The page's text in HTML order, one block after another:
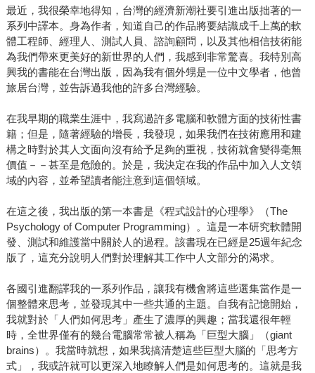
最近，我很榮幸地得知，台灣的經濟新潮社要引進出版拙著的一
系列中譯本。身為作者，知道自己的作品將要結識成千上萬的軟
體工程師、經理人、測試人員、諮詢顧問，以及其他相信技術能
為我們帶來更美好的新世界的人們，我感到非常驚喜。我特別高
興我的書能在台灣出版，因為我有個外甥是一位中文學者，他曾
旅居台灣，並告訴過我他的許多台灣經驗。
在我早期的職業生涯中，我寫過許多電腦和軟體方面的技術性書
籍；但是，隨著經驗的增長，我發現，如果我們在技術應用和建
構之時對於其人文面向沒有給予足夠的重視，技術就會變得毫無
價值－－甚至是危險的。於是，我決定在我的作品中加入人文領
域的內容，並希望讀者能注意到這個領域。
在這之後，我出版的第一本書是《程式設計的心理學》（The
Psychology of Computer Programming）。這是一本研究軟體開
發、測試和維護當中關於人的過程。該書現在已經是25週年紀念
版了，這充分說明人們對於理解其工作中人文部分的渴求。
各國引進翻譯我的一系列作品，讓我有機會將這些選集當作是一
個整體來思考，並發現其中一些共通的主題。自我有記憶開始，
我就對於「人們如何思考」產生了濃厚的興趣；當我還很年輕
時，全世界僅有的幾台電腦常常被人稱為「巨型大腦」（giant
brains）。我當時就想，如果我搞清楚這些巨型大腦的「思考方
式」，我或許就可以更深入地瞭解人們是如何思考的。這就是我